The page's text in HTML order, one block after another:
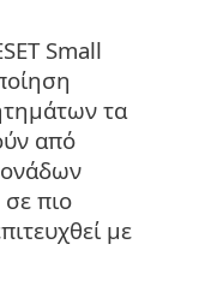
Small
τα
από
πιο
με